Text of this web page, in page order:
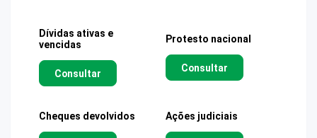
Dívidas ativas e
vencidas
Consultar
Protesto nacional
Consultar
Cheques devolvidos Ações judiciais